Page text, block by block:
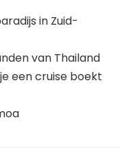
in Zuid-
van Thailand
een cruise boekt